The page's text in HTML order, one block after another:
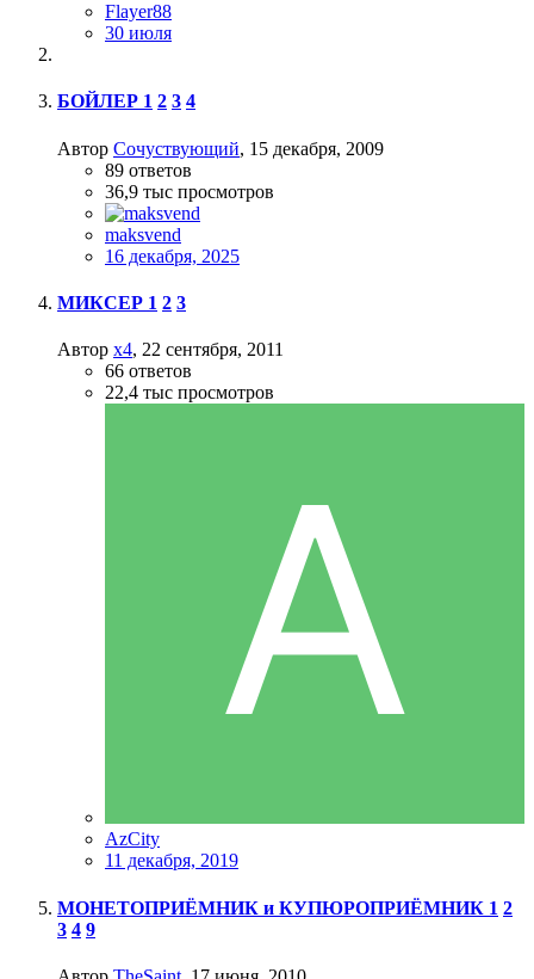
Flayer88
30 июля
БОЙЛЕР 1 2 3 4
Автор Сочуствующий, 15 декабря, 2009
89 ответов
36,9 тыс просмотров
maksvend
16 декабря, 2025
МИКСЕР 1 2 3
Автор x4, 22 сентября, 2011
66 ответов
22,4 тыс просмотров
AzCity
11 декабря, 2019
МОНЕТОПРИЁМНИК и КУПЮРОПРИЁМНИК 1 2
3 4 9